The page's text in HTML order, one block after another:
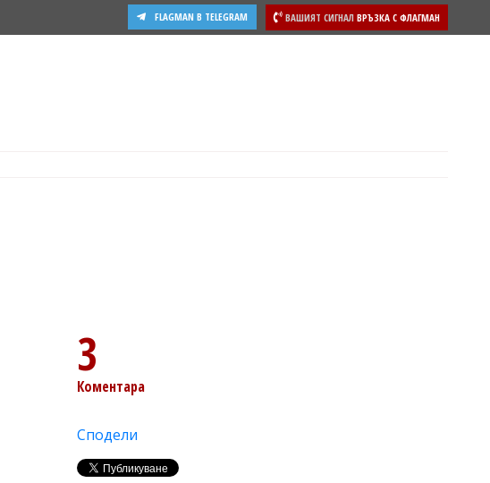
ВАШИЯТ СИГНАЛ ВРЪЗКА С ФЛАГМАН
FLAGMAN В TELEGRAM
3
Коментара
Сподели